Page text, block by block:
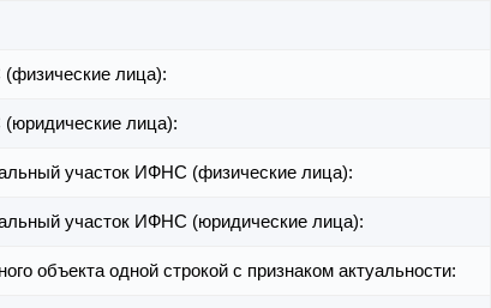
лица):
лица):
участок ИФНС (физические лица):
участок ИФНС (юридические лица):
объекта одной строкой с признаком актуальности: